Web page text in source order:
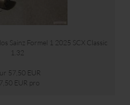
Sainz Formel 1 2025 SCX Classic
1.32
57,50 EUR
EUR pro